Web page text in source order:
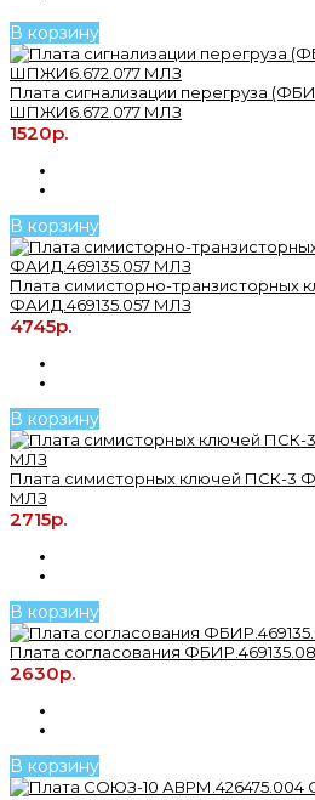
В корзину
Плата сигнализации перегруза
ШПЖИ6.672.077 МЛЗ
1520р.
В корзину
Плата симисторно-транзисторных
ФАИД.469135.057 МЛЗ
4745р.
В корзину
Плата симисторных ключей ПСК-3
МЛЗ
2715р.
В корзину
Плата согласования
2630р.
В корзину